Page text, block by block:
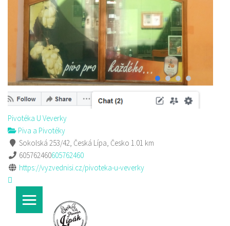
Pivotéka U Veverky
Piva a Pivotéky
Sokolská 253/42, Česká Lípa, Česko 1.01 km
605762460605762460
https://vyzvednisi.cz/pivoteka-u-veverky